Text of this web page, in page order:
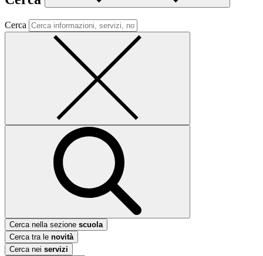
Cerca
Cerca nella sezione scuola
Cerca tra le novità
Cerca nei servizi